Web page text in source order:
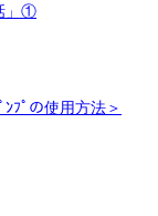
」①
ﾌﾟの使用方法＞